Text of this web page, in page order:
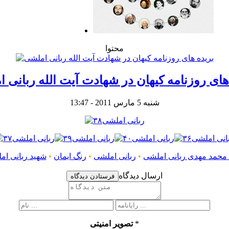
محتوا
های روزنامه کیهان در شهادت آیت الله ربانی
شنبه 5 مارس 2011 - 13:47
محمد مهدی ربانی املشی • ربانی املشی • رنگ ایمان • شهید ربانی
فرستادن دیدگاه ارسال دیدگاه
تصویر امنیتی *